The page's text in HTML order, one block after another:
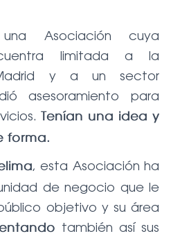
Asociación cuya
limitada a la
y a un sector
asesoramiento para
Tenían una idea y
forma.
, esta Asociación ha
de negocio que le
objetivo y su área
también así sus